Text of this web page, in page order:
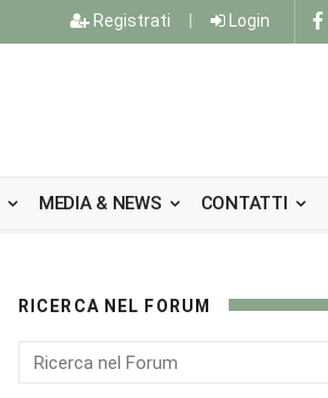
Registrati Login
MEDIA & NEWS CONTATTI
RICERCA NEL FORUM